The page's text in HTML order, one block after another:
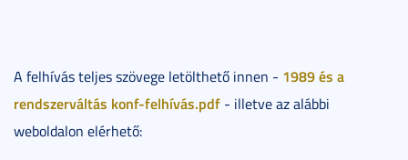
A felhívás teljes szövege letölthető innen - 1989 és a
rendszerváltás konf-felhívás.pdf - illetve az alábbi
weboldalon elérhető: